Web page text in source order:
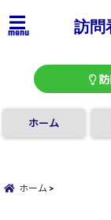
menu 訪問
ホーム
ホーム